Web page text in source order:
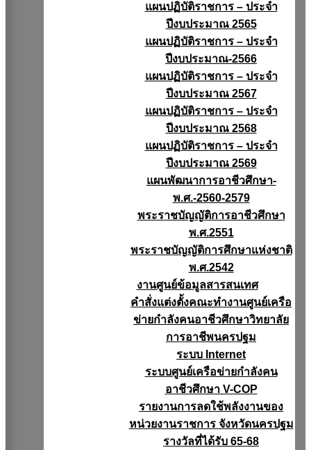
แผนปฏิบัติราชการ – ประจำ
ปีงบประมาณ 2565
แผนปฏิบัติราชการ – ประจำ
ปีงบประมาณ-2566
แผนปฏิบัติราชการ – ประจำ
ปีงบประมาณ 2567
แผนปฏิบัติราชการ – ประจำ
ปีงบประมาณ 2568
แผนปฏิบัติราชการ – ประจำ
ปีงบประมาณ 2569
แผนพัฒนาการอาชีวศึกษา-
พ.ศ.-2560-2579
พระราชบัญญัติการอาชีวศึกษา
พ.ศ.2551
พระราชบัญญัติการศึกษาแห่งชาติ
พ.ศ.2542
งานศูนย์ข้อมูลสารสนเทศ
คำสั่งแต่งตั้งคณะทำงานศูนย์เครือ
ข่ายกำลังคนอาชีวศึกษาวิทยาลัย
การอาชีพนครปฐม
ระบบ Internet
ระบบศูนย์เครือข่ายกำลังคน
อาชีวศึกษา V-COP
รายงานการลดใช้พลังงานของ
หน่วยงานราชการ จังหวัดนครปฐม
รางวัลที่ได้รับ 65-68